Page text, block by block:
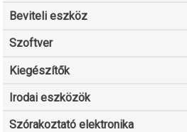
Beviteli eszköz
Szoftver
Kiegészítők
Irodai eszközök
Szórakoztató elektronika